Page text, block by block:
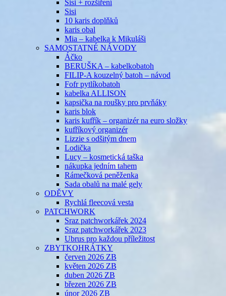
Sisi + rozšíření
Sisi
10 karis doplňků
karis obal
Mia – kabelka k Mikuláši
SAMOSTATNÉ NÁVODY
Áčko
BERUŠKA – kabelkobatoh
FILIP-A kouzelný batoh – návod
Fofr pytlíkobatoh
kabelka ALLISON
kapsička na roušky pro prvňáky
karis blok
karis kufřík – organizér na euro složky
kufříkový organizér
Lizzie s odšitým dnem
Lodička
Lucy – kosmetická taška
nákupka jedním tahem
Rámečková peněženka
Sada obalů na malé gely
ODĚVY
Rychlá fleecová vesta
PATCHWORK
Sraz patchworkářek 2024
Sraz patchworkářek 2023
Ubrus pro každou příležitost
ZBYTKOHRÁTKY
červen 2026 ZB
květen 2026 ZB
duben 2026 ZB
březen 2026 ZB
únor 2026 ZB